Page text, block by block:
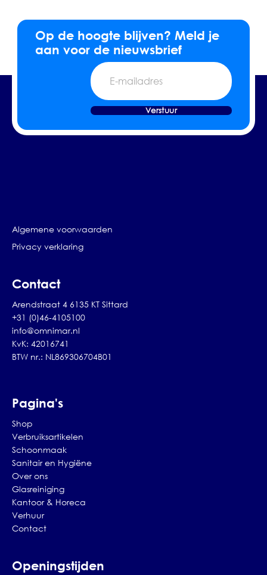
Op de hoogte blijven? Meld je
aan voor de nieuwsbrief
E-
mailadres
Verstuur
Algemene voorwaarden
Privacy verklaring
Contact
Arendstraat 4 6135 KT Sittard
+31 (0)46-4105100
info@omnimar.nl
KvK: 42016741
BTW nr.: NL869306704B01
Pagina's
Shop
Verbruiksartikelen
Schoonmaak
Sanitair en Hygiëne
Over ons
Glasreiniging
Kantoor & Horeca
Verhuur
Contact
Openingstijden